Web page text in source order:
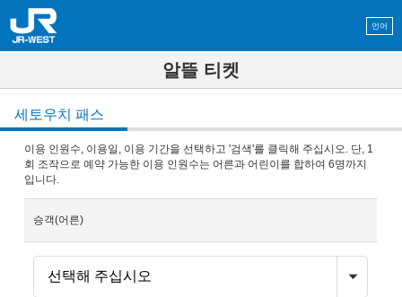
언어
알뜰 티켓
세토우치 패스
이용 인원수, 이용일, 이용 기간을 선택하고 '검색'를 클릭해 주십시오. 단, 1
회 조작으로 예약 가능한 이용 인원수는 어른과 어린이를 합하여 6명까지
입니다.
승객(어른)